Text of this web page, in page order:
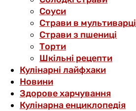
Соуси
Страви в мультиварці
Страви з пшениці
Торти
Шкільні рецепти
Кулінарні лайфхаки
Новини
Здорове харчування
Кулінарна енциклопедія